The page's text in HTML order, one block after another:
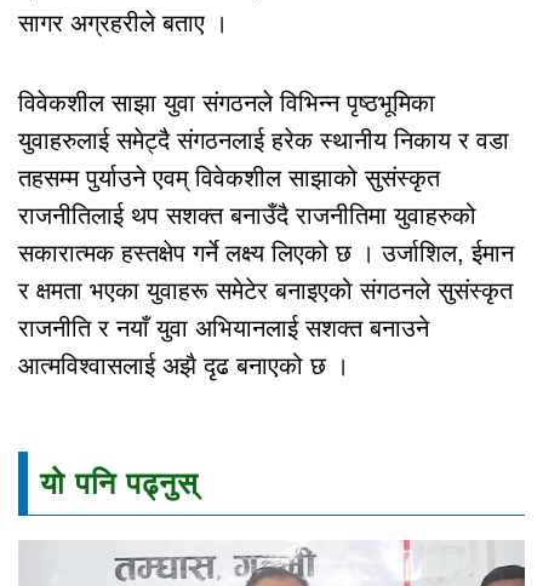
सागर अग्रहरीले बताए ।
विवेकशील साझा युवा संगठनले विभिन्न पृष्ठभूमिका
युवाहरुलाई समेट्दै संगठनलाई हरेक स्थानीय निकाय र वडा
तहसम्म पुर्याउने एवम् विवेकशील साझाको सुसंस्कृत
राजनीतिलाई थप सशक्त बनाउँदै राजनीतिमा युवाहरुको
सकारात्मक हस्तक्षेप गर्ने लक्ष्य लिएको छ । उर्जाशिल, ईमान
र क्षमता भएका युवाहरू समेटेर बनाइएको संगठनले सुसंस्कृत
राजनीति र नयाँ युवा अभियानलाई सशक्त बनाउने
आत्मविश्वासलाई अझै दृढ बनाएको छ ।
यो पनि पढ्नुस्